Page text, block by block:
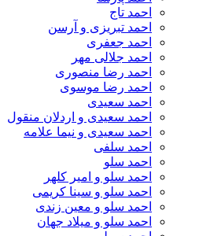
احمد تاج
احمد تبریزی و آرسن
احمد جعفری
احمد جلالی مهر
احمد رضا منصوری
احمد رضا موسوی
احمد سعیدی
احمد سعیدی و اردلان منقول
احمد سعیدی و نیما علامه
احمد سلفی
احمد سلو
احمد سلو و امیر کلهر
احمد سلو و سینا کریمی
احمد سلو و معین زندی
احمد سلو و میلاد جهان